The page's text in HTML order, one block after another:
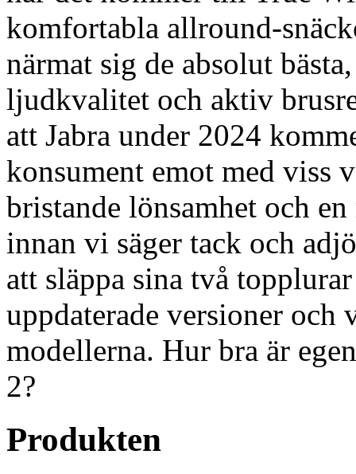
komfortabla allround-
närmat sig de absolut
ljudkvalitet och aktiv
att Jabra under 2024
konsument emot med viss
bristande lönsamhet och
innan vi säger tack och
att släppa sina två
uppdaterade versioner och
modellerna. Hur bra är
2?
Produkten